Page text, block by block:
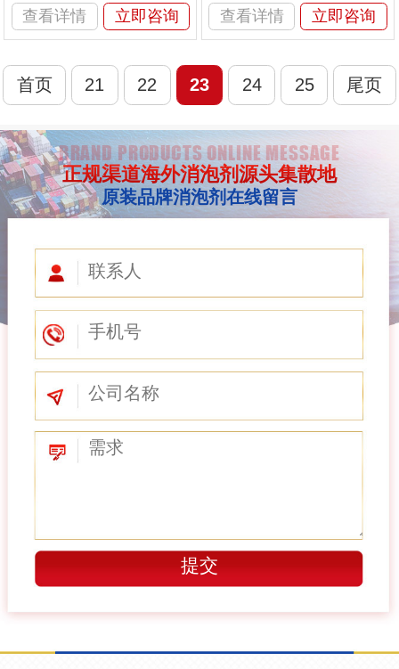
查看详情
立即咨询
查看详情
立即咨询
首页 21 22 23 24 25 尾页
BRAND PRODUCTS ONLINE MESSAGE
正规渠道海外消泡剂源头集散地
原装品牌消泡剂在线留言